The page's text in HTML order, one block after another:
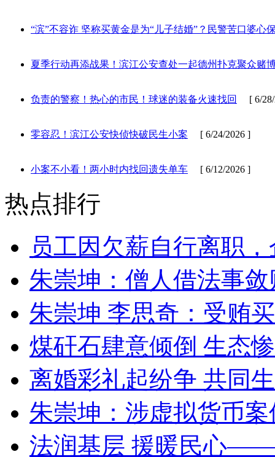
“滨”不容诈 坚称买黄金是为“儿子结婚”？民警苦口婆心
夏季行动再添战果！滨江公安查处一起德州扑克聚众赌
负责的警察！热心的市民！球迷的装备火速找回 [ 6/28/
零容忍！滨江公安快侦快破民生小案 [ 6/24/2026 ]
小案不小看！两小时内找回遗失单车 [ 6/12/2026 ]
热点排行
员工因欠薪自行离职
朱崇坤：僧人借法事
朱崇坤 李思奇：受贿
煤矸石肆意倾倒 生态
离婚彩礼起纷争 共同
朱崇坤：涉虚拟货币
法润基层 援暖民心